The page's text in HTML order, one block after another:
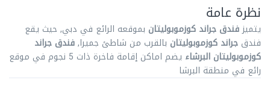
نظرة عامة
يتميزفندق جراند كوزموبوليتان بموقعه الرائع في دبي, حيث يقع
فندق جراند كوزموبوليتان بالقرب من شاطئ جميرا,فندق جراند
كوزموبوليتان البرشاء
يضم اماكن إقامة فاخرة ذات 5 نجوم في موقع
رائع في منطقة البرشا